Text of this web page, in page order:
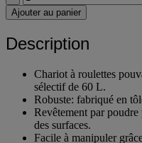
-
Description
Chariot à roulettes
sélectif de 60 L.
Robuste: fabriqué en
Revêtement par poudre
des surfaces.